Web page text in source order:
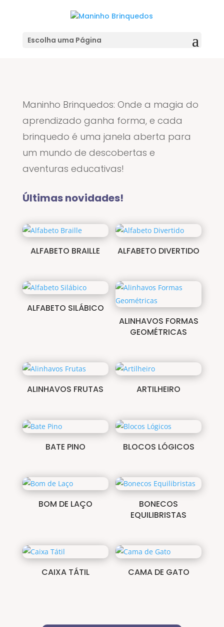
Escolha uma Página
Maninho Brinquedos: Onde a magia do
aprendizado ganha forma, e cada
brinquedo é uma janela aberta para
um mundo de descobertas e
aventuras educativas!
Últimas novidades!
ALFABETO BRAILLE ALFABETO DIVERTIDO
ALFABETO SILÁBICO
ALINHAVOS FORMAS
GEOMÉTRICAS
ALINHAVOS FRUTAS ARTILHEIRO
BATE PINO BLOCOS LÓGICOS
BOM DE LAÇO
BONECOS
EQUILIBRISTAS
CAIXA TÁTIL CAMA DE GATO